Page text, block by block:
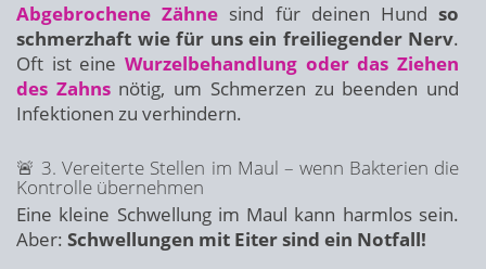
Abgebrochene Zähne sind für deinen Hundso
schmerzhaft wie für uns ein freiliegender Nerv.
Oft ist eine Wurzelbehandlung oder das Ziehen
des Zahnsnötig, um Schmerzen zu beenden und
Infektionen zu verhindern.
🚨 3. Vereiterte Stellen im Maul – wenn Bakterien die
Kontrolle übernehmen
Eine kleine Schwellung im Maul kann harmlos sein.
Aber: Schwellungen mit Eiter sind ein Notfall!